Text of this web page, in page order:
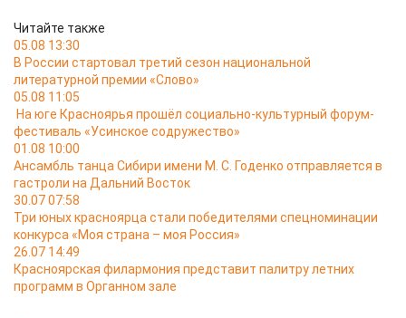
Читайте также
05.08 13:30
В России стартовал третий сезон национальной
литературной премии «Слово»
05.08 11:05
На юге Красноярья прошёл социально-культурный форум-
фестиваль «Усинское содружество»
01.08 10:00
Ансамбль танца Сибири имени М. С. Годенко отправляется в
гастроли на Дальний Восток
30.07 07:58
Три юных красноярца стали победителями спецноминации
конкурса «Моя страна – моя Россия»
26.07 14:49
Красноярская филармония представит палитру летних
программ в Органном зале